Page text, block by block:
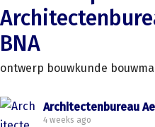
BNA
ontwerp bouwkunde
Architectenbureau
4 weeks ago